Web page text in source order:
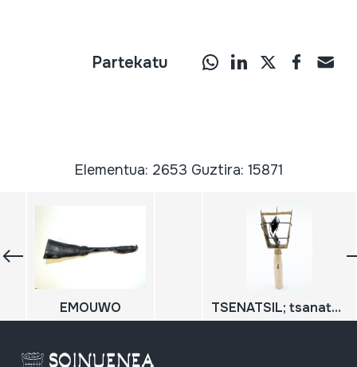
Partekatu
Elementua: 2653 Guztira: 15871
EMOUWO TSENATSIL; tsanatsel